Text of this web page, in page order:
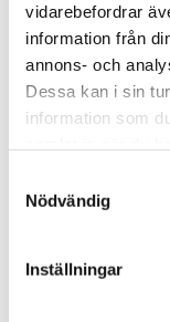
vidarebefordrar
information från
annons- och
Dessa kan i sin
information som
Nödvändig
Inställningar
enquiry, we
We are
We create
that strenghtens
We are always